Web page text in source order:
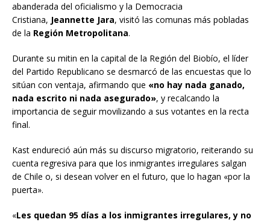
abanderada del oficialismo y la Democracia
Cristiana, Jeannette Jara, visitó las comunas más pobladas
de la Región Metropolitana.
Durante su mitin en la capital de la Región del Biobío, el líder
del Partido Republicano se desmarcó de las encuestas que lo
sitúan con ventaja, afirmando que «no hay nada ganado,
nada escrito ni nada asegurado», y recalcando la
importancia de seguir movilizando a sus votantes en la recta
final.
Kast endureció aún más su discurso migratorio, reiterando su
cuenta regresiva para que los inmigrantes irregulares salgan
de Chile o, si desean volver en el futuro, que lo hagan «por la
puerta».
«Les quedan 95 días a los inmigrantes irregulares, y no